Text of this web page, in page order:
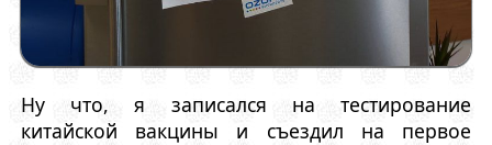
Ну что, я записался на тестирование
китайской вакцины и съездил на первое